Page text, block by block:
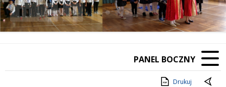
Poprzedni Element
Następny Element
❚❚
PANEL BOCZNY
Drukuj